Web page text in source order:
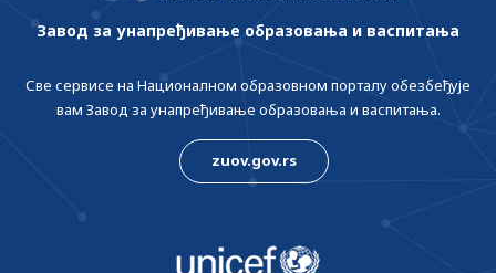
Завод за унапређивање образовања и васпитања
Све сервисе на Националном образовном порталу обезбеђује
вам Завод за унапређивање образовања и васпитања.
zuov.gov.rs